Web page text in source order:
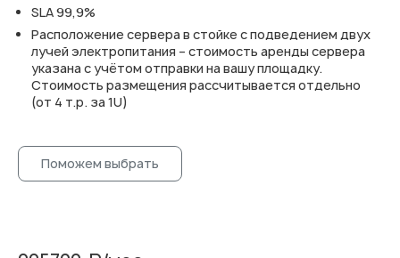
SLA 99,9%
Расположение сервера в стойке с подведением двух
лучей электропитания – стоимость аренды сервера
указана с учётом отправки на вашу площадку.
Стоимость размещения рассчитывается отдельно
(от 4 т.р. за 1U)
Поможем выбрать